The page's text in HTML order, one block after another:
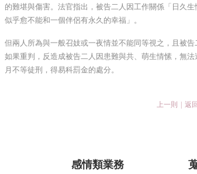
的難堪與傷害。法官指出，被告二人因工作關係「日久
似乎愈不能和一個伴侶有永久的幸福」。
但兩人所為與一般召妓或一夜情並不能同等視之，且被
如果重判，反造成被告二人因患難與共、萌生情愫，無
月不等徒刑，得易科罰金的處分。
上一則 返
感情類業務